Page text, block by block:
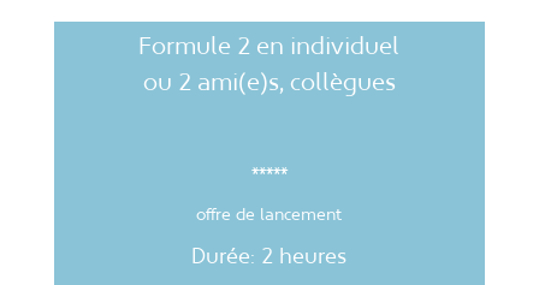
Formule 2 en individuel
ou 2 ami(e)s, collègues
*****
offre de lancement
Durée: 2 heures